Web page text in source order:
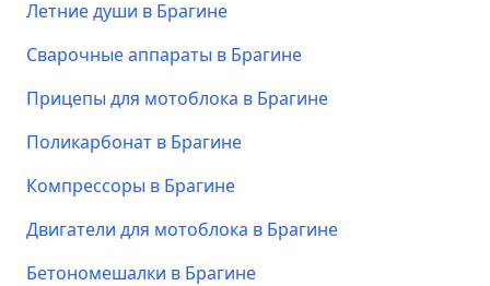
Летние души в Брагине
Сварочные аппараты в Брагине
Прицепы для мотоблока в Брагине
Поликарбонат в Брагине
Компрессоры в Брагине
Двигатели для мотоблока в Брагине
Бетономешалки в Брагине